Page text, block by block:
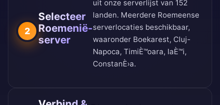
2
Selecteer
Roemenië-
server
uit onze serverlijst van 152
landen. Meerdere Roemeense
serverlocaties beschikbaar,
waaronder Boekarest, Cluj-
Napoca, TimiÈ™oara, IaÈ™i,
ConstanÈ›a.